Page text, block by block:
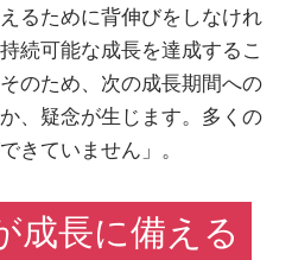
るために背伸びをしなけれ
続可能な成長を達成するこ
のため、次の成長期間への
、疑念が生じます。多くの
きていません」。
成長に備える